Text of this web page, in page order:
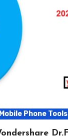
Mobile Phone Tools